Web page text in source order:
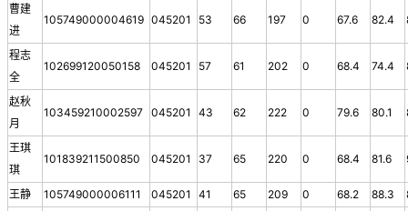
曹建
进
105749000004619 045201 53 66 197 0 67.6 82.4
程志
全
102699120050158 045201 57 61 202 0 68.4 74.4
赵秋
月
103459210002597 045201 43 62 222 0 79.6 80.1
王琪
琪
101839211500850 045201 37 65 220 0 68.4 81.6
王静 105749000006111 045201 41 65 209 0 68.2 88.3